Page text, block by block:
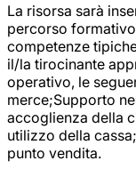
La risorsa sarà
percorso
competenze
il/la tirocinante
operativo, le
merce;Supporto
accoglienza della
utilizzo della
punto vendita.